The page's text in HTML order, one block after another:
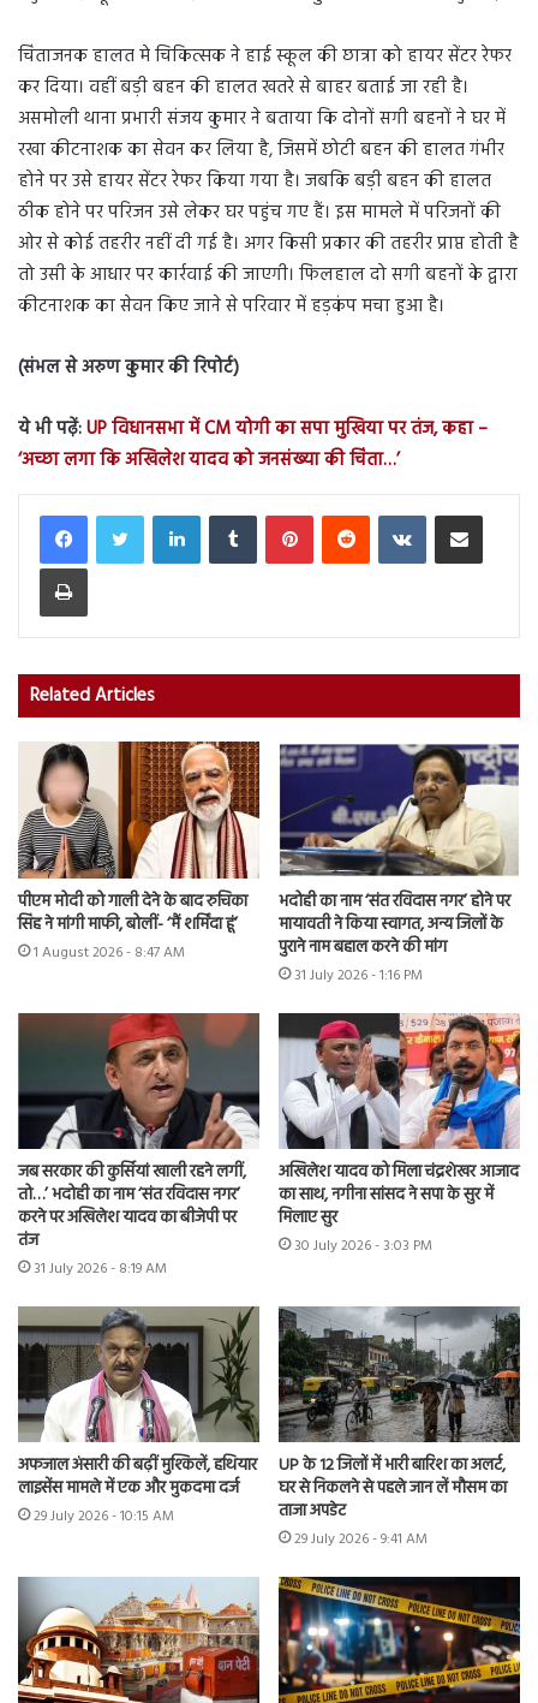
चिंताजनक हालत मे चिकित्सक ने हाई स्कूल की छात्रा को हायर सेंटर रेफर
कर दिया। वहीं बड़ी बहन की हालत खतरे से बाहर बताई जा रही है।
असमोली थाना प्रभारी संजय कुमार ने बताया कि दोनों सगी बहनों ने घर में
रखा कीटनाशक का सेवन कर लिया है, जिसमें छोटी बहन की हालत गंभीर
होने पर उसे हायर सेंटर रेफर किया गया है। जबकि बड़ी बहन की हालत
ठीक होने पर परिजन उसे लेकर घर पहुंच गए हैं। इस मामले में परिजनों की
ओर से कोई तहरीर नहीं दी गई है। अगर किसी प्रकार की तहरीर प्राप्त होती है
तो उसी के आधार पर कार्रवाई की जाएगी। फिलहाल दो सगी बहनों के द्वारा
कीटनाशक का सेवन किए जाने से परिवार में हड़कंप मचा हुआ है।
(संभल से अरुण कुमार की रिपोर्ट)
ये भी पढ़ें:UP विधानसभा में CM योगी का सपा मुखिया पर तंज, कहा –
‘अच्छा लगा कि अखिलेश यादव को जनसंख्या की चिंता…’
LinkedInTumblr PinterestReddit VKontakteShare via Email
Print
Related Articles
पीएम मोदी को गाली देने के बाद रुचिका
सिंह ने मांगी माफी, बोलीं- ‘मैं शर्मिंदा हूं’
1 August 2026 - 8:47 AM
भदोही का नाम ‘संत रविदास नगर’ होने पर
मायावती ने किया स्वागत, अन्य जिलों के
पुराने नाम बहाल करने की मांग
31 July 2026 - 1:16 PM
जब सरकार की कुर्सियां खाली रहने लगीं,
तो…’ भदोही का नाम ‘संत रविदास नगर’
करने पर अखिलेश यादव का बीजेपी पर
तंज
31 July 2026 - 8:19 AM
अखिलेश यादव को मिला चंद्रशेखर आजाद
का साथ, नगीना सांसद ने सपा के सुर में
मिलाए सुर
30 July 2026 - 3:03 PM
अफजाल अंसारी की बढ़ीं मुश्किलें, हथियार
लाइसेंस मामले में एक और मुकदमा दर्ज
29 July 2026 - 10:15 AM
UP के 12 जिलों में भारी बारिश का अलर्ट,
घर से निकलने से पहले जान लें मौसम का
ताजा अपडेट
29 July 2026 - 9:41 AM